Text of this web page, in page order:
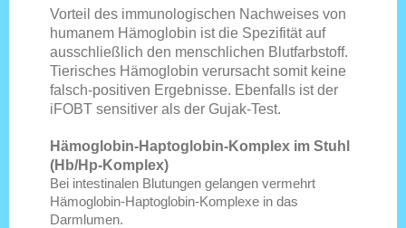
Vorteil des immunologischen Nachweises von
humanem Hämoglobin ist die Spezifität auf
ausschließlich den menschlichen Blutfarbstoff.
Tierisches Hämoglobin verursacht somit keine
falsch-positiven Ergebnisse. Ebenfalls ist der
iFOBT sensitiver als der Gujak-Test.
Hämoglobin-Haptoglobin-Komplex im Stuhl
(Hb/Hp-Komplex)
Bei intestinalen Blutungen gelangen vermehrt
Hämoglobin-Haptoglobin-Komplexe in das
Darmlumen.